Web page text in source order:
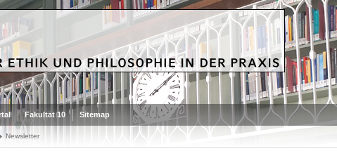
Fakultät 10 Sitemap
Newsletter